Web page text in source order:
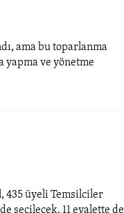
ama bu toparlanma
yapma ve yönetme
435 üyeli Temsilciler
seçilecek. 11 eyalette de